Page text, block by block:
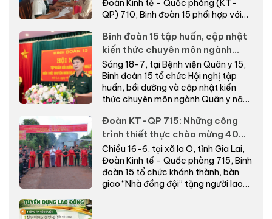
Đoàn Kinh tế - Quốc phòng (KT-
QP) 710, Binh đoàn 15 phối hợp với
Binh đoàn 15 tập huấn, cập nhật
kiến thức chuyên môn ngành
Quân y năm 2026
Sáng 18-7, tại Bệnh viện Quân y 15,
Binh đoàn 15 tổ chức Hội nghị tập
huấn, bồi dưỡng và cập nhật kiến
thức chuyên môn ngành Quân y năm
Đoàn KT-QP 715: Những công
trình thiết thực chào mừng 40
năm Ngày truyền thống
Chiều 16-6, tại xã Ia O, tỉnh Gia Lai,
Đoàn Kinh tế - Quốc phòng 715, Binh
đoàn 15 tổ chức khánh thành, bàn
giao “Nhà đồng đội” tặng người lao